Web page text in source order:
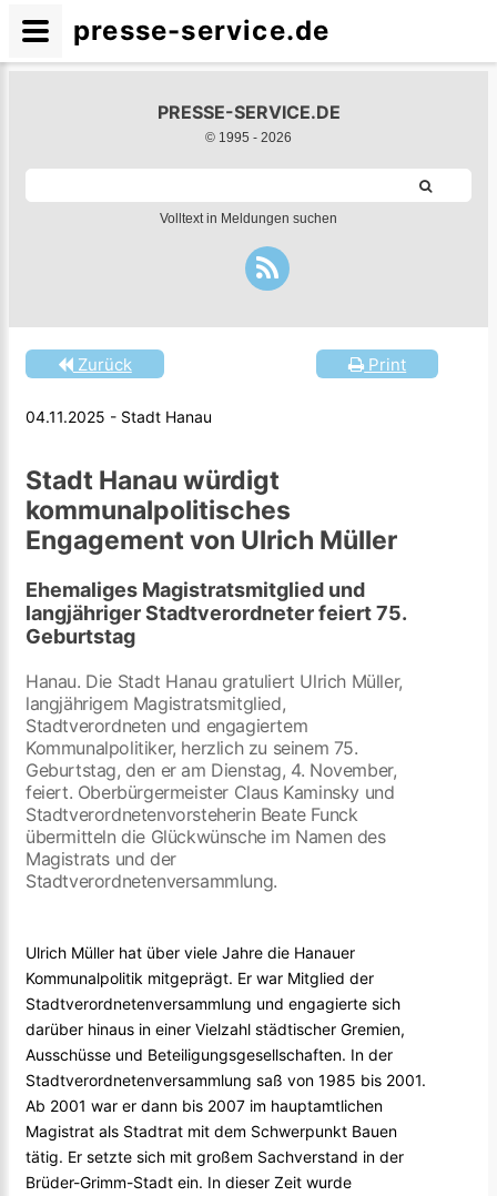
PRESSE-SERVICE.DE
© 1995 - 2026
Volltext in Meldungen suchen
Print
Zurück
04.11.2025 - Stadt Hanau
Stadt Hanau würdigt
kommunalpolitisches
Engagement von Ulrich Müller
Ehemaliges Magistratsmitglied und
langjähriger Stadtverordneter feiert 75.
Geburtstag
Hanau. Die Stadt Hanau gratuliert Ulrich Müller,
langjährigem Magistratsmitglied,
Stadtverordneten und engagiertem
Kommunalpolitiker, herzlich zu seinem 75.
Geburtstag, den er am Dienstag, 4. November,
feiert. Oberbürgermeister Claus Kaminsky und
Stadtverordnetenvorsteherin Beate Funck
übermitteln die Glückwünsche im Namen des
Magistrats und der
Stadtverordnetenversammlung.
Ulrich Müller hat über viele Jahre die Hanauer
Kommunalpolitik mitgeprägt. Er war Mitglied der
Stadtverordnetenversammlung und engagierte sich
darüber hinaus in einer Vielzahl städtischer Gremien,
Ausschüsse und Beteiligungsgesellschaften. In der
Stadtverordnetenversammlung saß von 1985 bis 2001.
Ab 2001 war er dann bis 2007 im hauptamtlichen
Magistrat als Stadtrat mit dem Schwerpunkt Bauen
tätig. Er setzte sich mit großem Sachverstand in der
Brüder-Grimm-Stadt ein. In dieser Zeit wurde
presse-service.de